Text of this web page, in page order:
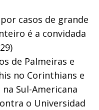
casos de grande
é a convidada
de Palmeiras e
no Corinthians e
Sul-Americana
o Universidad